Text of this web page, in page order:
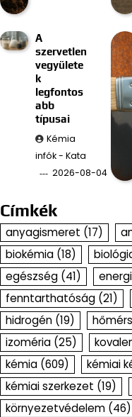
A
szervetlen
vegyülete
k
legfontos
abb
típusai
Kémia
infók - Kata
2026-08-04
Címkék
anyagismeret (17)
biokémia (18)
egészség (41)
fenntarthatóság (21)
hidrogén (19)
izoméria (25)
kémia (609) kémiai
kémiai szerkezet (19)
környezetvédelem (46)